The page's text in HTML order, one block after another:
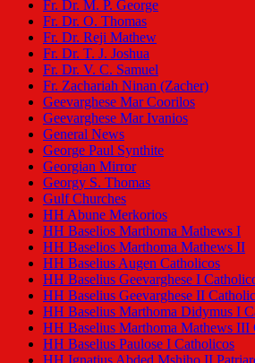
Fr. Dr. M. P. George
Fr. Dr. O. Thomas
Fr. Dr. Reji Mathew
Fr. Dr. T. J. Joshua
Fr. Dr. V. C. Samuel
Fr. Zachariah Ninan (Zacher)
Geevarghese Mar Coorilos
Geevarghese Mar Ivanios
General News
George Paul Synthite
Georgian Mirror
Georgy S. Thomas
Gulf Churches
HH Abune Merkorios
HH Baselios Marthoma Mathews I
HH Baselios Marthoma Mathews II
HH Baselius Augen Catholicos
HH Baselius Geevarghese I
HH Baselius Geevarghese II
HH Baselius Marthoma Didymus I
HH Baselius Marthoma Mathews III
HH Baselius Paulose I Catholicos
HH Ignatius Abded Mshiho II